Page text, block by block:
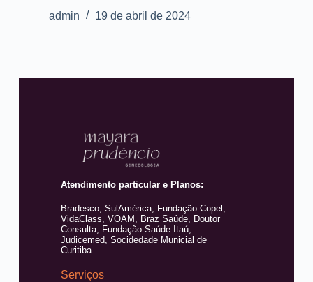
admin
19 de abril de 2024
Atendimento particular e Planos:
Bradesco, SulAmérica, Fundação Copel,
VidaClass, VOAM, Braz Saúde, Doutor
Consulta, Fundação Saúde Itaú,
Judicemed, Socidedade Municial de
Curitiba.
Serviços